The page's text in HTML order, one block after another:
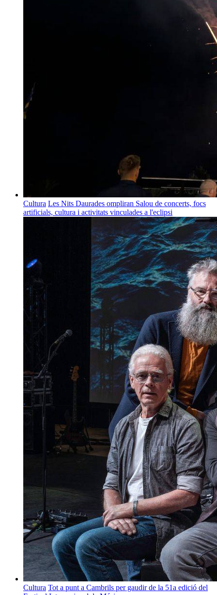
Cultura Les Nits Daurades ompliran Salou de concerts, focs
artificials, cultura i activitats vinculades a l'eclipsi
Cultura Tot a punt a Cambrils per gaudir de la 51a edició del